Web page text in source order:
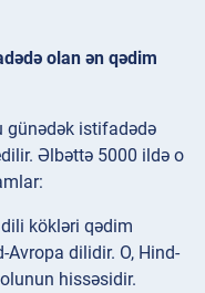
olan ən qədim
günədək istifadədə
Əlbəttə 5000 ildə o
kökləri qədim
Avropa dilidir. O, Hind-
hissəsidir.